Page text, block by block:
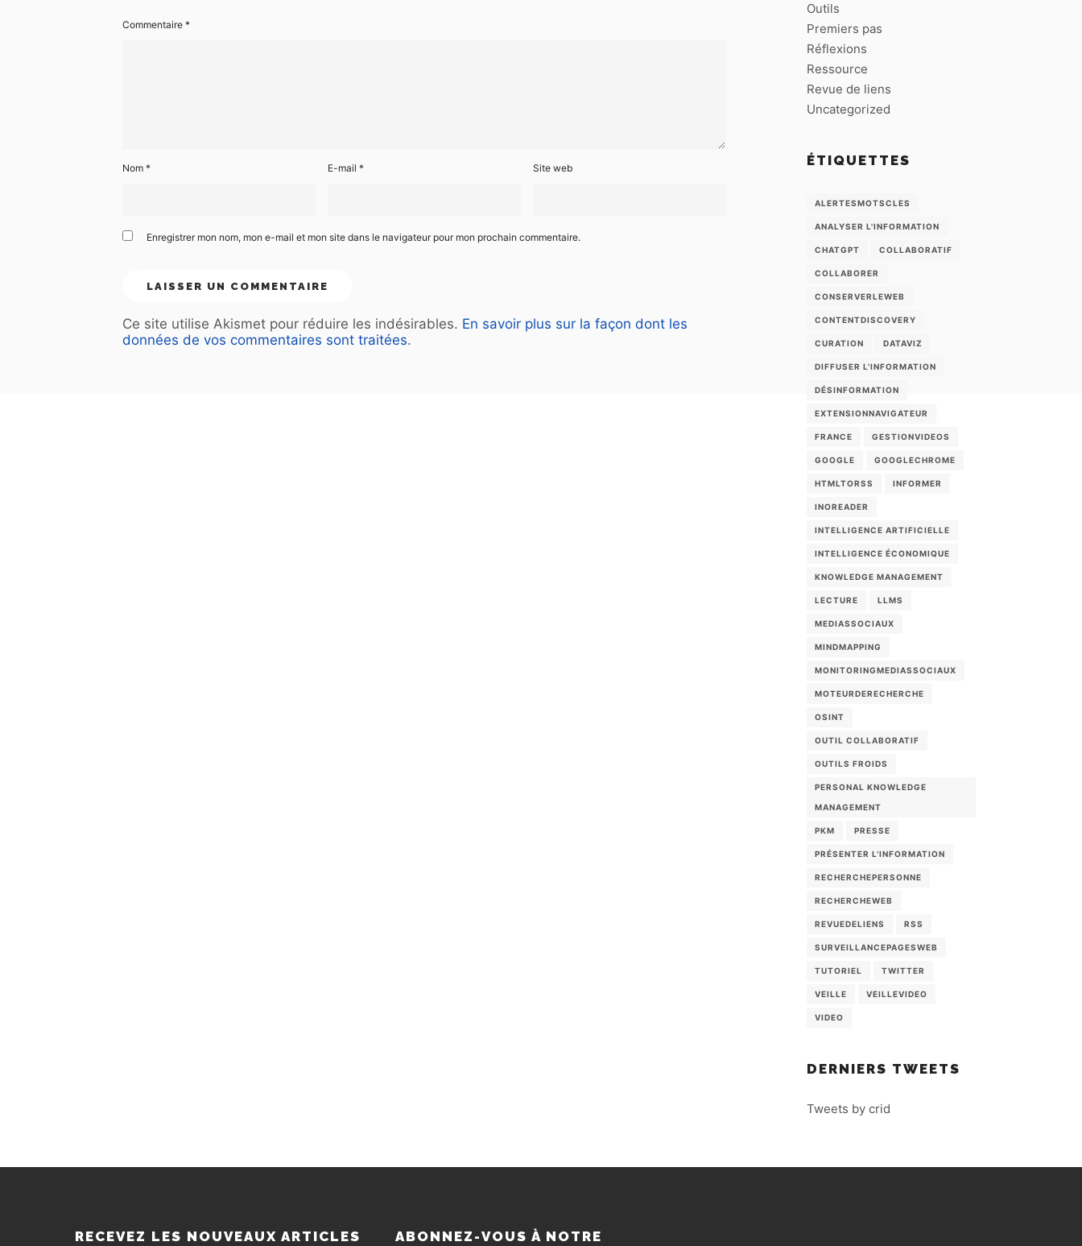
Commentaire *
Nom * E-mail * Site web
Enregistrer mon nom, mon e-mail et mon site dans le navigateur pour mon prochain commentaire.
Ce site utilise Akismet pour réduire les indésirables. En savoir plus sur la façon dont les
données de vos commentaires sont traitées.
Outils
Premiers pas
Réflexions
Ressource
Revue de liens
Uncategorized
ÉTIQUETTES
ALERTESMOTSCLES
ANALYSER L'INFORMATION
CHATGPT COLLABORATIF
COLLABORER
CONSERVERLEWEB
CONTENTDISCOVERY
CURATION DATAVIZ
DIFFUSER L'INFORMATION
DÉSINFORMATION
EXTENSIONNAVIGATEUR
FRANCE GESTIONVIDEOS
GOOGLE GOOGLECHROME
HTMLTORSS INFORMER
INOREADER
INTELLIGENCE ARTIFICIELLE
INTELLIGENCE ÉCONOMIQUE
KNOWLEDGE MANAGEMENT
LECTURE LLMS
MEDIASSOCIAUX
MINDMAPPING
MONITORINGMEDIASSOCIAUX
MOTEURDERECHERCHE
OSINT
OUTIL COLLABORATIF
OUTILS FROIDS
PERSONAL KNOWLEDGE
MANAGEMENT
PKM PRESSE
PRÉSENTER L'INFORMATION
RECHERCHEPERSONNE
RECHERCHEWEB
REVUEDELIENS RSS
SURVEILLANCEPAGESWEB
TUTORIEL TWITTER
VEILLE VEILLEVIDEO
VIDEO
DERNIERS TWEETS
Tweets by crid
RECEVEZ LES NOUVEAUX ARTICLES ABONNEZ-VOUS À NOTRE